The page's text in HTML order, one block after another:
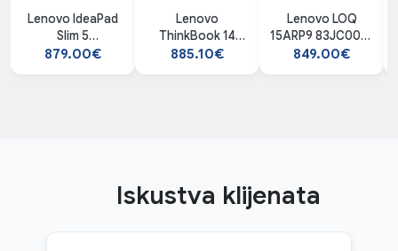
Lenovo IdeaPad
Slim 5
83J6000DRM
879.00€
Lenovo
ThinkBook 14
21MV00FGYA
885.10€
Lenovo LOQ
15ARP9 83JC00ESYA
laptop
849.00€
Iskustva klijenata